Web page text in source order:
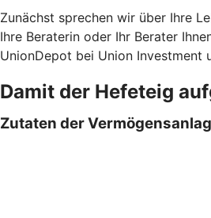
Zunächst sprechen wir über Ihre
Ihre Beraterin oder Ihr Berater
UnionDepot bei Union Investment
Damit der Hefeteig
Zutaten der